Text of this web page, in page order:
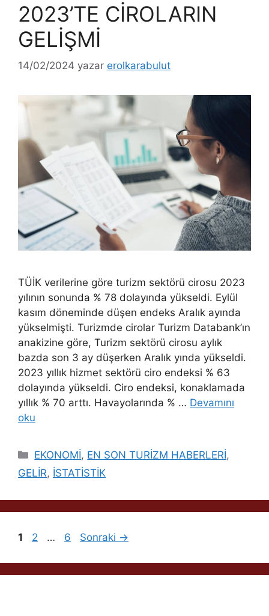
2023’TE CİROLARIN
GELİŞMİ
14/02/2024 yazar erolkarabulut
TÜİK verilerine göre turizm sektörü cirosu 2023
yılının sonunda % 78 dolayında yükseldi. Eylül
kasım döneminde düşen endeks Aralık ayında
yükselmişti. Turizmde cirolar Turizm Databank’ın
anakizine göre, Turizm sektörü cirosu aylık
bazda son 3 ay düşerken Aralık yında yükseldi.
2023 yıllık hizmet sektörü ciro endeksi % 63
dolayında yükseldi. Ciro endeksi, konaklamada
yıllık % 70 arttı. Havayolarında % … Devamını
oku
Kategoriler
EKONOMİ, EN SON TURİZM HABERLERİ,
GELİR, İSTATİSTİK
Sayfa
1 Sayfa
2 … Sayfa
6 Sonraki →